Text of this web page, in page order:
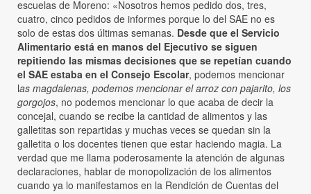
escuelas de Moreno: «Nosotros hemos pedido dos, tres,
cuatro, cinco pedidos de informes porque lo del SAE no es
solo de estas dos últimas semanas. Desde que el Servicio
Alimentario está en manos del Ejecutivo se siguen
repitiendo las mismas decisiones que se repetían cuando
el SAE estaba en el Consejo Escolar, podemos mencionar
las magdalenas, podemos mencionar el arroz con pajarito, los
gorgojos, no podemos mencionar lo que acaba de decir la
concejal, cuando se recibe la cantidad de alimentos y las
galletitas son repartidas y muchas veces se quedan sin la
galletita o los docentes tienen que estar haciendo magia. La
verdad que me llama poderosamente la atención de algunas
declaraciones, hablar de monopolización de los alimentos
cuando ya lo manifestamos en la Rendición de Cuentas del